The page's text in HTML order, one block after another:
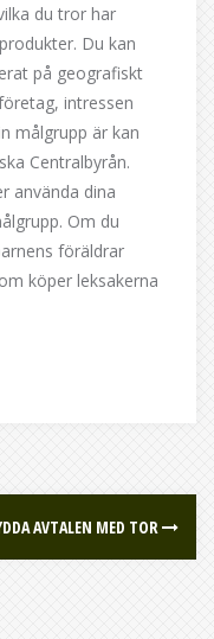
du tror har
Du kan
på geografiskt
intressen
målgrupp är kan
Centralbyrån.
använda dina
Om du
föräldrar
köper leksakerna
AVTALEN MED TOR